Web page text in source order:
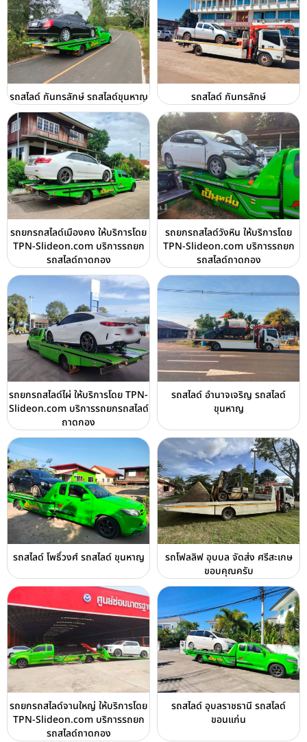
รถสไลด์ กันทรลักษ์ รถสไลด์ขุนหาญ รถสไลด์ กันทรลักษ์
รถยกรถสไลด์เมืองคง ให้บริการโดย
TPN-Slideon.com บริการรถยก
รถสไลด์ถาดกอง
รถยกรถสไลด์วังหิน ให้บริการโดย
TPN-Slideon.com บริการรถยก
รถสไลด์ถาดกอง
รถยกรถสไลด์ไผ่ ให้บริการโดย TPN-
Slideon.com บริการรถยกรถสไลด์
ถาดกอง
รถสไลด์ อำนาจเจริญ รถสไลด์
ขุนหาญ
รถสไลด์ โพธิ์วงศ์ รถสไลด์ ขุนหาญ
รถโฟลลิฟ อุบบล จัดส่ง ศรีสะเกษ
ขอบคุณครับ
รถยกรถสไลด์จานใหญ่ ให้บริการโดย
TPN-Slideon.com บริการรถยก
รถสไลด์ถาดกอง
รถสไลด์ อุบลราชธานี รถสไลด์
ขอนแก่น